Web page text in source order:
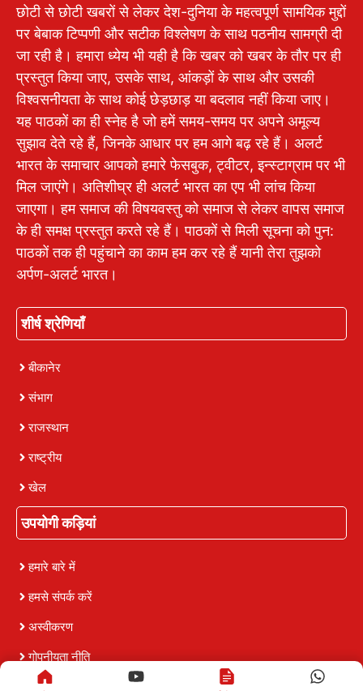
छोटी से छोटी खबरों से लेकर देश-दुनिया के महत्वपूर्ण सामयिक मुद्दों
पर बेबाक टिप्पणी और सटीक विश्लेषण के साथ पठनीय सामग्री दी
जा रही है। हमारा ध्येय भी यही है कि खबर को खबर के तौर पर ही
प्रस्तुत किया जाए, उसके साथ, आंकड़ों के साथ और उसकी
विश्वसनीयता के साथ कोई छेड़छाड़ या बदलाव नहीं किया जाए।
यह पाठकों का ही स्नेह है जो हमें समय-समय पर अपने अमूल्य
सुझाव देते रहे हैं, जिनके आधार पर हम आगे बढ़ रहे हैं। अलर्ट
भारत के समाचार आपको हमारे फेसबुक, ट्वीटर, इन्स्टाग्राम पर भी
मिल जाएंगे। अतिशीघ्र ही अलर्ट भारत का एप भी लांच किया
जाएगा। हम समाज की विषयवस्तु को समाज से लेकर वापस समाज
के ही समक्ष प्रस्तुत करते रहे हैं। पाठकों से मिली सूचना को पुन:
पाठकों तक ही पहुंचाने का काम हम कर रहे हैं यानी तेरा तुझको
अर्पण-अलर्ट भारत।
शीर्ष श्रेणियाँ
बीकानेर
संभाग
राजस्थान
राष्ट्रीय
खेल
उपयोगी कड़ियां
हमारे बारे में
हमसे संपर्क करें
अस्वीकरण
गोपनीयता नीति
नियम और शर्तें